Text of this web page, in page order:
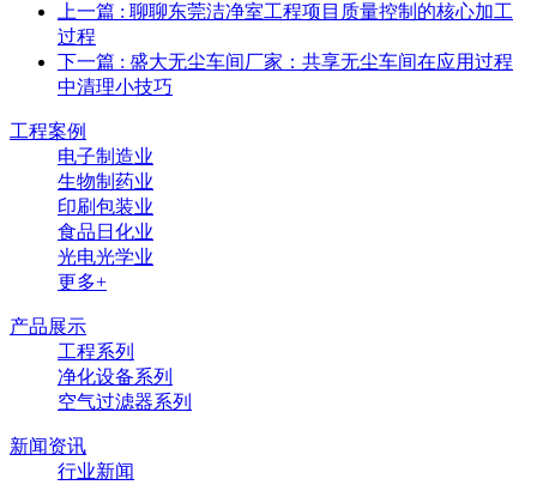
上一篇 : 聊聊东莞洁净室工程项目质量控制的核心加工
过程
下一篇 : 盛大无尘车间厂家：共享无尘车间在应用过程
中清理小技巧
工程案例
电子制造业
生物制药业
印刷包装业
食品日化业
光电光学业
更多+
产品展示
工程系列
净化设备系列
空气过滤器系列
新闻资讯
行业新闻